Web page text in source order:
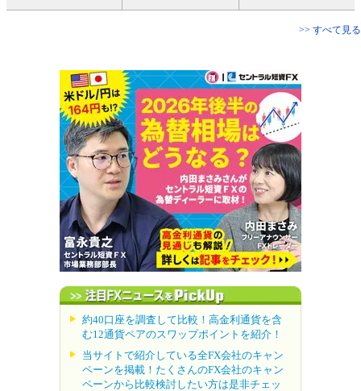
>> すべて見る
約40口座を調査して比較！高金利通貨を含
む12通貨ペアのスワップポイントを紹介！
当サイトで紹介している全FX会社のキャン
ペーンを掲載！たくさんのFX会社のキャン
ペーンから比較検討したい方は是非チェッ